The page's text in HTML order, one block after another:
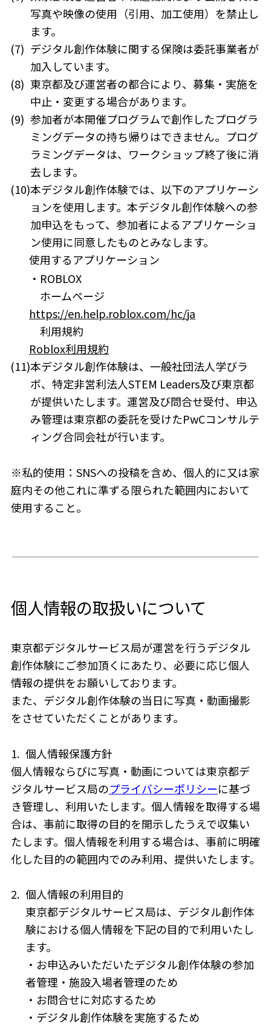
写真や映像の使用（引用、加工使用）を禁止し
ます。
(7) デジタル創作体験に関する保険は委託事業者が
加入しています。
(8) 東京都及び運営者の都合により、募集・実施を
中止・変更する場合があります。
(9) 参加者が本開催プログラムで創作したプログラ
ミングデータの持ち帰りはできません。プログ
ラミングデータは、ワークショップ終了後に消
去します。
(10)本デジタル創作体験では、以下のアプリケーシ
ョンを使用します。本デジタル創作体験への参
加申込をもって、参加者によるアプリケーショ
ン使用に同意したものとみなします。
使用するアプリケーション
・ROBLOX
ホームページ
https://en.help.roblox.com/hc/ja
利用規約
Roblox利用規約
(11)本デジタル創作体験は、一般社団法人学びラ
ボ、特定非営利法人STEM Leaders及び東京都
が提供いたします。運営及び問合せ受付、申込
み管理は東京都の委託を受けたPwCコンサルテ
ィング合同会社が行います。
※私的使用：SNSへの投稿を含め、個人的に又は家
庭内その他これに準ずる限られた範囲内において
使用すること。
個人情報の取扱いについて
東京都デジタルサービス局が運営を行うデジタル
創作体験にご参加頂くにあたり、必要に応じ個人
情報の提供をお願いしております。
また、デジタル創作体験の当日に写真・動画撮影
をさせていただくことがあります。
1. 個人情報保護方針
個人情報ならびに写真・動画については東京都デ
ジタルサービス局のプライバシーポリシーに基づ
き管理し、利用いたします。個人情報を取得する場
合は、事前に取得の目的を開示したうえで収集い
たします。個人情報を利用する場合は、事前に明確
化した目的の範囲内でのみ利用、提供いたします。
2. 個人情報の利用目的
東京都デジタルサービス局は、デジタル創作体
験における個人情報を下記の目的で利用いたし
ます。
・お申込みいただいたデジタル創作体験の参加
者管理・施設入場者管理のため
・お問合せに対応するため
・デジタル創作体験を実施するため